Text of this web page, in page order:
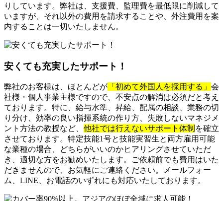
りしています。弊社は、支援費、監理費を最低限に削減して
いますが、それ以外の費用を請求することや、外注費用を案
内することは一切いたしません。
安くても充実したサポート！
弊社のお客様は、ほとんどが 「初めて外国人を採用する」 会
社様・個人事業主様ですので、不安点の解消は必須だと考え
ております。特に、給与水準、昇給、配属の相談、業務の切
り分け、効率の良い指揮系統の作り方、失敗しないマネジメ
ント方法の教授など、 他社では行えないサポート体制 を確立
させております。特定技能1号と技能実習生と両方雇用可能
な業種の場合、どちらがいいのかヒアリングさせていただ
き、適切な方をお勧めいたします。ご依頼前でも費用はいた
だきませんので、お気軽にご連絡ください。メールフォー
ム、LINE、お電話のいずれにも対応いたしております。